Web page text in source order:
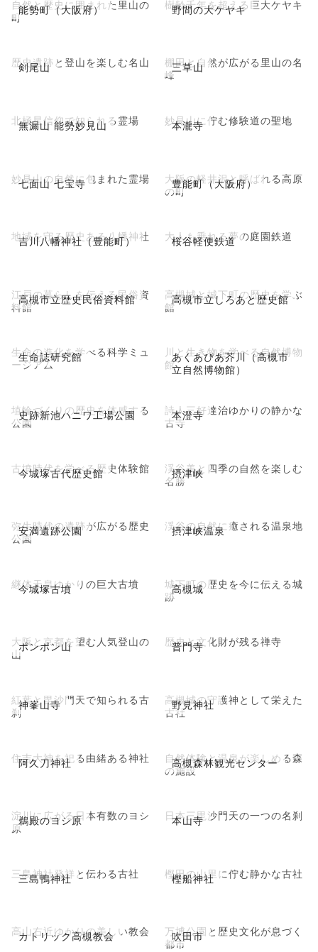
能勢町（大阪府）
自然と歴史に囲まれた里山の
町
野間の大ケヤキ
樹齢千年を超える巨大ケヤキ
剣尾山
歴史遺跡と登山を楽しむ名山 三草山
棚田と自然が広がる里山の名
峰
無漏山 能勢妙見山
北極星信仰で知られる霊場 本瀧寺
妙見山に佇む修験道の聖地
七面山 七宝寺
妙見山の自然に包まれた霊場 豊能町（大阪府）
大阪の軽井沢と呼ばれる高原
の町
吉川八幡神社（豊能町）
地域を守る歴史ある八幡神社 桜谷軽便鉄道
大人も乗れる夢の庭園鉄道
高槻市立歴史民俗資料館
江戸の暮らしを伝える民俗資
料館
高槻市立しろあと歴史館
高槻城と城下町の歴史を学ぶ
館
生命誌研究館
生命の進化を学べる科学ミュ
ージアム
あくあぴあ芥川（高槻市
立自然博物館）
川と生き物を学べる自然博物
館
史跡新池ハニワ工場公園
埴輪づくりの歴史を体感する
公園
本澄寺
詩人三好達治ゆかりの静かな
古寺
今城塚古代歴史館
古墳時代を学べる歴史体験館 摂津峡
渓谷美と四季の自然を楽しむ
名勝
安満遺跡公園
弥生時代の遺跡が広がる歴史
公園
摂津峡温泉
渓谷の自然に癒される温泉地
今城塚古墳
継体天皇ゆかりの巨大古墳 高槻城
城下町の歴史を今に伝える城
跡
ポンポン山
大阪と京都を望む人気登山の
山
普門寺
歴史と文化財が残る禅寺
神峯山寺
紅葉と毘沙門天で知られる古
刹
野見神社
高槻城の守護神として栄えた
古社
阿久刀神社
住吉大神を祀る由緒ある神社 高槻森林観光センター
自然体験と温泉が楽しめる森
の施設
鵜殿のヨシ原
淀川に広がる日本有数のヨシ
原
本山寺
日本三毘沙門天の一つの名刹
三島鴨神社
三島神社発祥と伝わる古社 樫船神社
樫田の山里に佇む静かな古社
カトリック高槻教会
高山右近ゆかりの美しい教会 吹田市
万博公園と歴史文化が息づく
都市